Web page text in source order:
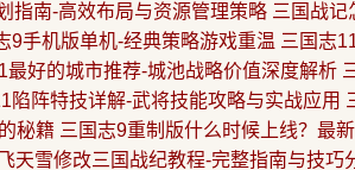
指南-高效布局与资源管理策略 三国战记
9手机版单机-经典策略游戏重温 三国志
最好的城市推荐-城池战略价值深度解析
陷阵特技详解-武将技能攻略与实战应用
秘籍 三国志9重制版什么时候上线？最
天雪修改三国战纪教程-完整指南与技巧